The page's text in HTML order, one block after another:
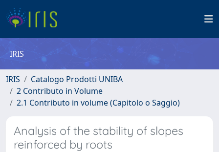
IRIS
IRIS
Catalogo Prodotti UNIBA
2 Contributo in Volume
2.1 Contributo in volume (Capitolo o Saggio)
Analysis of the stability of slopes
reinforced by roots